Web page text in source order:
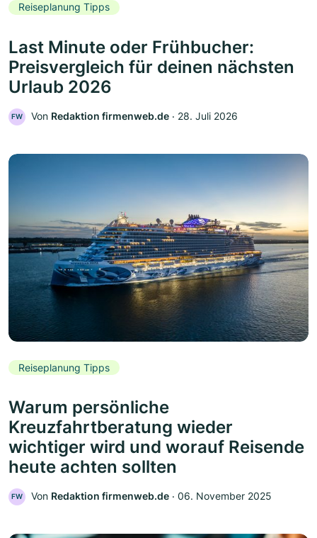
Reiseplanung Tipps
Last Minute oder Frühbucher:
Preisvergleich für deinen nächsten
Urlaub 2026
FW Von Redaktion firmenweb.de ‧ 28. Juli 2026
Reiseplanung Tipps
Warum persönliche
Kreuzfahrtberatung wieder
wichtiger wird und worauf Reisende
heute achten sollten
FW Von Redaktion firmenweb.de ‧ 06. November 2025